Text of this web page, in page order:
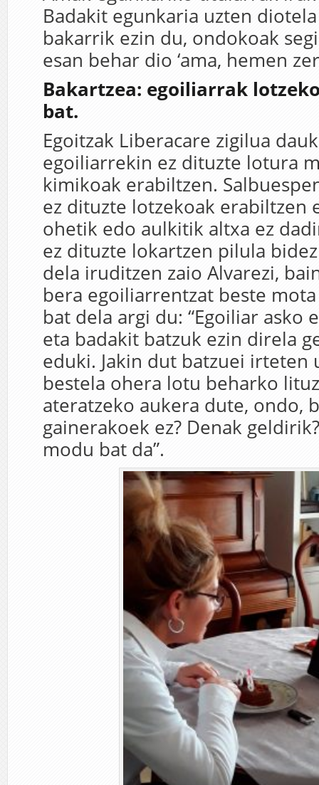
Badakit egunkaria uzten
bakarrik ezin du, ondokoak
esan behar dio ‘ama, hemen
Bakartzea: egoiliarrak
bat.
Egoitzak Liberacare zigilua
egoiliarrekin ez dituzte lotura
kimikoak erabiltzen.
ez dituzte lotzekoak erabiltzen
ohetik edo aulkitik altxa ez
ez dituzte lokartzen pilula
dela iruditzen zaio Alvarezi,
bera egoiliarrentzat beste
bat dela argi du: “Egoiliar asko
eta badakit batzuk ezin direla
eduki. Jakin dut batzuei irteten
bestela ohera lotu beharko
ateratzeko aukera dute, ondo,
gainerakoek ez? Denak
modu bat da”.